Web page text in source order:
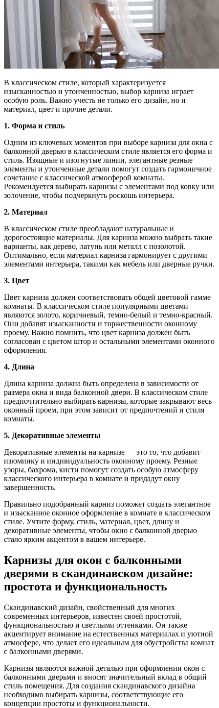
В классическом стиле, который характеризуется
изысканностью и утонченностью, выбор карниза играет
особую роль. Важно учесть не только его дизайн, но и
материал, цвет и прочие детали.
1. Форма и стиль
Одним из ключевых моментов при выборе карниза для окна с
балконной дверью в классическом стиле является его форма и
стиль. Изящные и изогнутые линии, элегантные резные
элементы и утонченные детали помогут создать гармоничное
сочетание с классической атмосферой комнаты.
Рекомендуется выбирать карнизы с элементами под ковку или
золочение, чтобы подчеркнуть роскошь интерьера.
2. Материал
В классическом стиле преобладают натуральные и
дорогостоящие материалы. Для карниза можно выбрать такие
варианты, как дерево, латунь или металл с позолотой.
Оптимально, если материал карниза гармонирует с другими
элементами интерьера, такими как мебель или дверные ручки.
3. Цвет
Цвет карниза должен соответствовать общей цветовой гамме
комнаты. В классическом стиле популярными цветами
являются золото, коричневый, темно-белый и темно-красный.
Они добавят изысканности и торжественности оконному
проему. Важно помнить, что цвет карниза должен быть
согласован с цветом штор и остальными элементами оконного
оформления.
4. Длина
Длина карниза должна быть определена в зависимости от
размера окна и вида балконной двери. В классическом стиле
предпочтительно выбирать карнизы, которые закрывают весь
оконный проем, при этом зависит от предпочтений и стиля
комнаты.
5. Декоративные элементы
Декоративные элементы на карнизе — это то, что добавит
изюминку и индивидуальность оконному проему. Резные
узоры, бахрома, кисти помогут создать особую атмосферу
классического интерьера в комнате и придадут окну
завершенность.
Правильно подобранный карниз поможет создать элегантное
и изысканное оконное оформление в комнате в классическом
стиле. Учтите форму, стиль, материал, цвет, длину и
декоративные элементы, чтобы окно с балконной дверью
стало ярким акцентом в вашем интерьере.
Карнизы для окон с балконными
дверями в скандинавском дизайне:
простота и функциональность
Скандинавский дизайн, свойственный для многих
современных интерьеров, известен своей простотой,
функциональностью и светлыми оттенками. Он также
акцентирует внимание на естественных материалах и уютной
атмосфере, что делает его идеальным для обустройства комнат
с балконными дверями.
Карнизы являются важной деталью при оформлении окон с
балконными дверьми и вносят значительный вклад в общий
стиль помещения. Для создания скандинавского дизайна
необходимо выбирать карнизы, соответствующие его
концепции простоты и функциональности.